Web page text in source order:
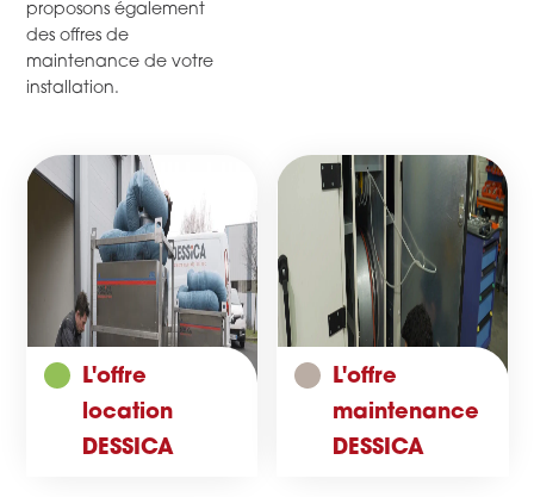
proposons également
des offres de
maintenance de votre
installation.
L'offre
location
DESSICA
L'offre
maintenance
DESSICA